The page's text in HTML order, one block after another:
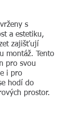
s
a estetiku,
zajišťují
montáž. Tento
pro svou
i pro
hodí do
prostor.